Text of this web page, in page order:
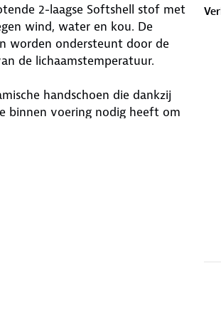
2-laagse Softshell stof met
wind, water en kou. De
worden ondersteunt door de
de lichaamstemperatuur.
handschoen die dankzij
binnen voering nodig heeft om
padding palm met
fietsrit voor extra comfort. Je
touchscreen materiaal op
manchetten met
stof tussen de duim en